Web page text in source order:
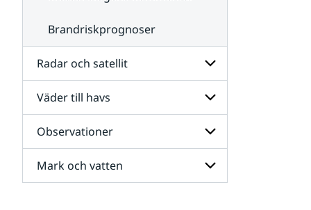
Brandriskprognoser
Radar och satellit
Undersidor
för
Radar
och
satellit
Väder till havs
Undersidor
för
Väder
till
havs
Observationer
Undersidor
för
Mark och vatten